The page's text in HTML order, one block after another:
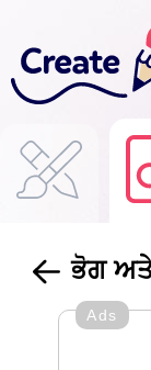
ਭੋਗ
Ads